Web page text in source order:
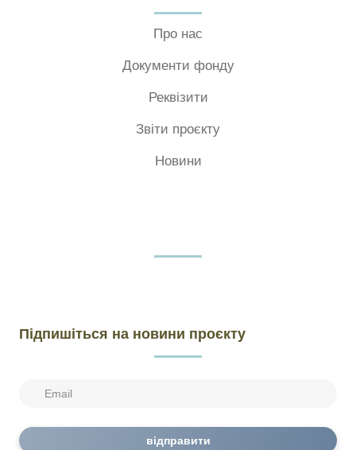
Про нас
Документи фонду
Реквізити
Звіти проєкту
Новини
Підпишіться на новини проєкту
відправити